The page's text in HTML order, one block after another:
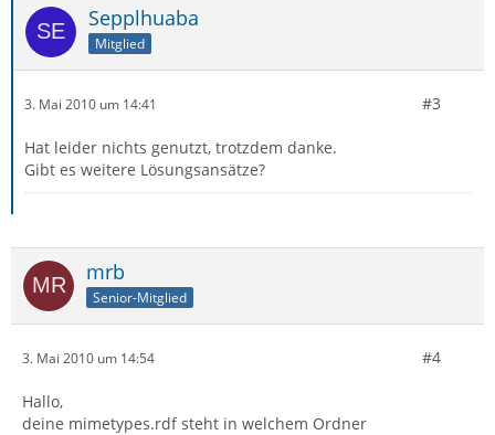
Sepplhuaba
Mitglied
3. Mai 2010 um 14:41 #3
Hat leider nichts genutzt, trotzdem danke.
Gibt es weitere Lösungsansätze?
mrb
Senior-Mitglied
3. Mai 2010 um 14:54 #4
Hallo,
deine mimetypes.rdf steht in welchem Ordner